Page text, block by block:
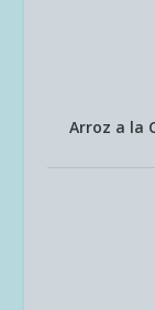
Arroz a la